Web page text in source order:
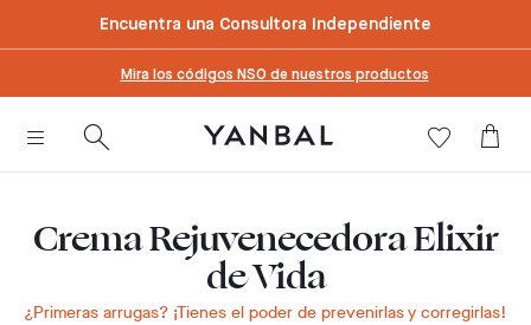
Encuentra una Consultora Independiente
Mira los códigos NSO de nuestros productos
Crema Rejuvenecedora Elixir
de Vida
¿Primeras arrugas? ¡Tienes el poder de prevenirlas y corregirlas!